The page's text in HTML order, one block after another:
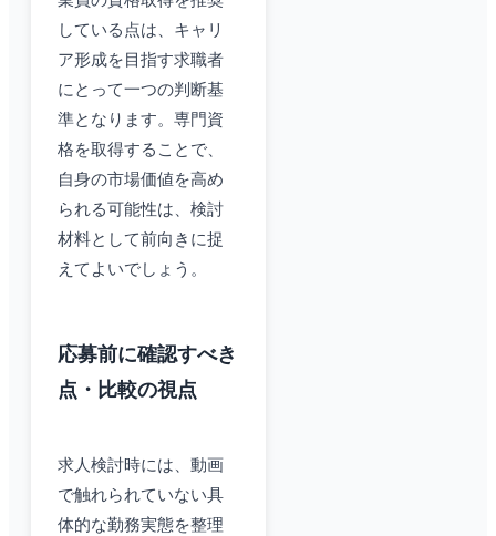
している点は、キャリ
ア形成を目指す求職者
にとって一つの判断基
準となります。専門資
格を取得することで、
自身の市場価値を高め
られる可能性は、検討
材料として前向きに捉
えてよいでしょう。
応募前に確認すべき
点・比較の視点
求人検討時には、動画
で触れられていない具
体的な勤務実態を整理